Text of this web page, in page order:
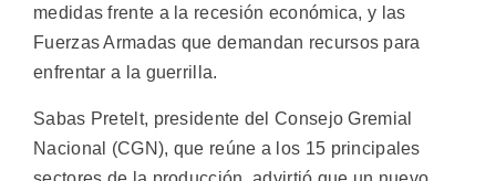
medidas frente a la recesión económica, y las
Fuerzas Armadas que demandan recursos para
enfrentar a la guerrilla.
Sabas Pretelt, presidente del Consejo Gremial
Nacional (CGN), que reúne a los 15 principales